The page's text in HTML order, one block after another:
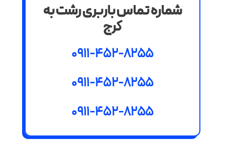
شماره تماس باربری رشت به
کرج
0911-452-8255
0911-452-8255
0911-452-8255